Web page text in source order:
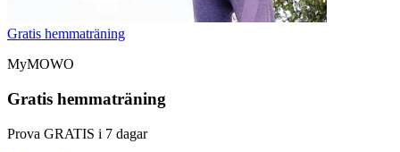
Gratis hemmaträning
MyMOWO
Gratis hemmaträning
Prova GRATIS i 7 dagar